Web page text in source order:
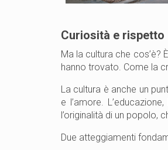
Curiosità e rispetto
Ma la cultura che
hanno trovato. Come la
La cultura è anche un
e l’amore.
l’originalità di un popolo,
Due atteggiamenti